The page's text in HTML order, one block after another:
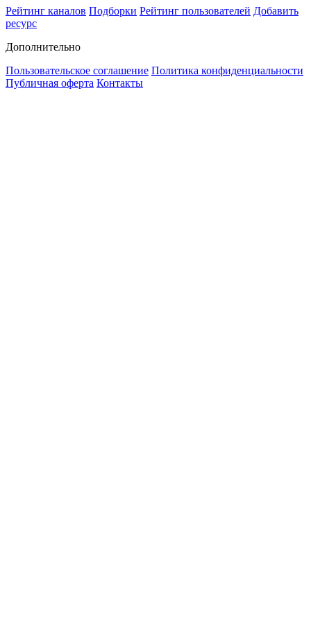
Рейтинг каналов Подборки Рейтинг пользователей Добавить
ресурс
Дополнительно
Пользовательское соглашение Политика конфиденциальности
Публичная оферта Контакты